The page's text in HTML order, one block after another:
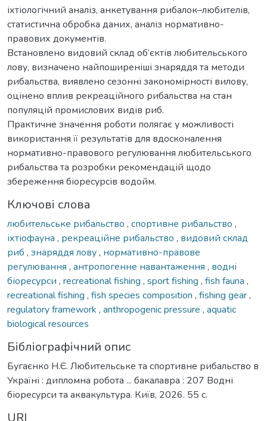
іхтіологічний аналіз, анкетування рибалок–любителів,
статистична обробка даних, аналіз нормативно-
правових документів.
Встановлено видовий склад об’єктів любительського
лову, визначено найпоширеніші знаряддя та методи
рибальства, виявлено сезонні закономірності вилову,
оцінено вплив рекреаційного рибальства на стан
популяцій промислових видів риб.
Практичне значення роботи полягає у можливості
використання її результатів для вдосконалення
нормативно-правового регулювання любительського
рибальства та розробки рекомендацій щодо
збереження біоресурсів водойм.
Ключові слова
любительське рибальство , спортивне рибальство ,
іхтіофауна , рекреаційне рибальство , видовий склад
риб , знаряддя лову, нормативно-правове
регулювання , антропогенне навантаження , водні
біоресурси , recreational fishing , sport fishing , fish fauna ,
recreational fishing , fish species composition , fishing gear,
regulatory framework , anthropogenic pressure , aquatic
biological resources
Бібліографічний опис
Бугаєнко Н.Є. Любительське та спортивне рибальство в
Україні : дипломна робота ... бакалавра : 207 Водні
біоресурси та аквакультура. Київ, 2026. 55 с.
URI